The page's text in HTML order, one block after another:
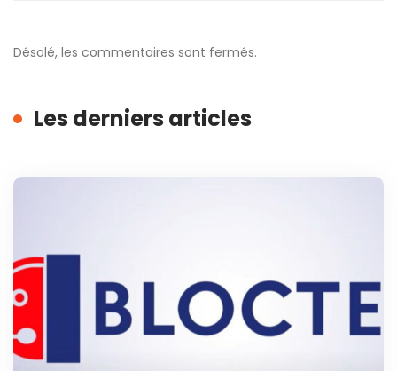
Désolé, les commentaires sont fermés.
Les derniers articles